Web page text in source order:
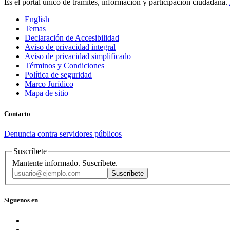
Es el portal único de trámites, información y participación ciudadana.
English
Temas
Declaración de Accesibilidad
Aviso de privacidad integral
Aviso de privacidad simplificado
Términos y Condiciones
Política de seguridad
Marco Jurídico
Mapa de sitio
Contacto
Denuncia contra servidores públicos
Suscríbete
Mantente informado. Suscríbete.
Suscríbete
Síguenos en